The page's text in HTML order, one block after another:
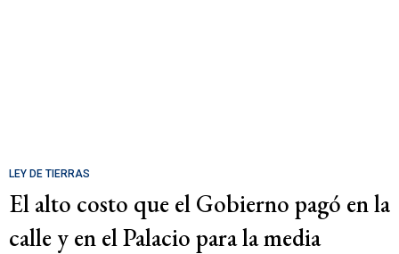
LEY DE TIERRAS
El alto costo que el Gobierno pagó en la
calle y en el Palacio para la media